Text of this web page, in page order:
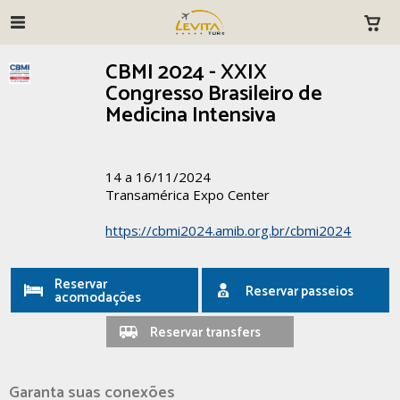
CBMI 2024 - XXIX
Congresso Brasileiro de
Medicina Intensiva
14 a 16/11/2024
Transamérica Expo Center
https://cbmi2024.amib.org.br/cbmi2024
Reservar
acomodações
Reservar passeios
Reservar transfers
Garanta suas conexões